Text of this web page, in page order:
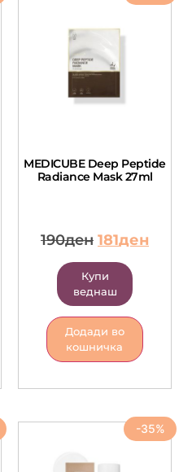
MEDICUBE Deep Peptide
Radiance Mask 27ml
190ден 181ден
Купи
веднаш
Додади во
кошничка
-35%